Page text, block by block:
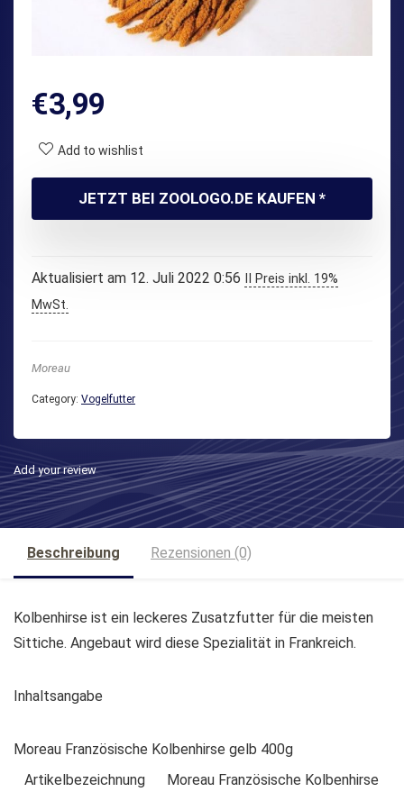
€3,99
Add to wishlist
JETZT BEI ZOOLOGO.DE KAUFEN *
Aktualisiert am 12. Juli 2022 0:56
II Preis inkl. 19%
MwSt.
Moreau
Category: Vogelfutter
Add your review
Beschreibung Rezensionen (0)
Kolbenhirse ist ein leckeres Zusatzfutter für die meisten
Sittiche. Angebaut wird diese Spezialität in Frankreich.
Inhaltsangabe
Moreau Französische Kolbenhirse gelb 400g
Artikelbezeichnung
Moreau Französische Kolbenhirse